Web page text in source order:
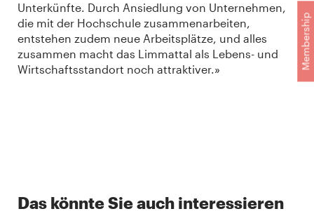
Membership
Unterkünfte. Durch Ansiedlung von Unternehmen,
die mit der Hochschule zusammenarbeiten,
entstehen zudem neue Arbeitsplätze, und alles
zusammen macht das Limmattal als Lebens- und
Wirtschaftsstandort noch attraktiver.»
Das könnte Sie auch interessieren